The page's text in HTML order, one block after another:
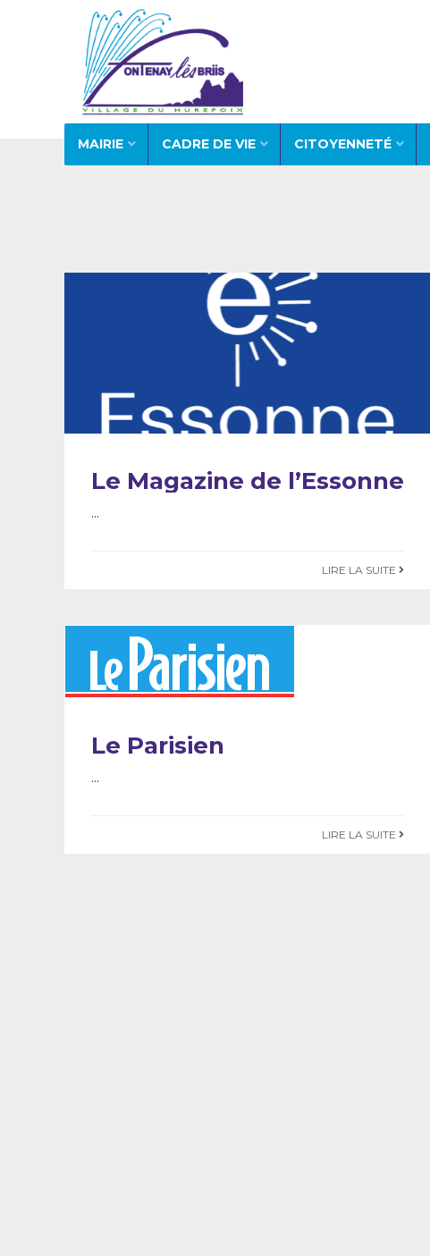
MAIRIE CADRE DE VIE CITOYENNETÉ
Le Magazine de l’Essonne
...
LIRE LA SUITE
Le Parisien
...
LIRE LA SUITE